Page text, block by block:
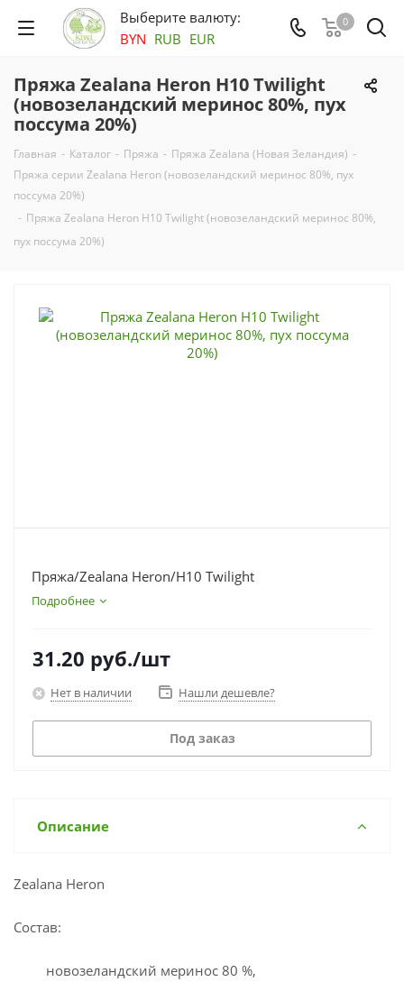
Выберите валюту:
BYN RUB EUR
0
Пряжа Zealana Heron H10 Twilight
(новозеландский меринос 80%, пух
поссума 20%)
Главная - Каталог - Пряжа - Пряжа Zealana (Новая Зеландия) -
Пряжа серии Zealana Heron (новозеландский меринос 80%, пух
поссума 20%)
- Пряжа Zealana Heron H10 Twilight (новозеландский меринос 80%,
пух поссума 20%)
Пряжа/Zealana Heron/H10 Twilight
Подробнее
31.20 руб./шт
Нет в наличии Нашли дешевле?
Под заказ
Описание
Zealana Heron
Состав:
новозеландский меринос 80 %,